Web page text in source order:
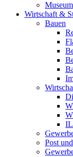
Museum
Wirtschaft &
Bauen
Post